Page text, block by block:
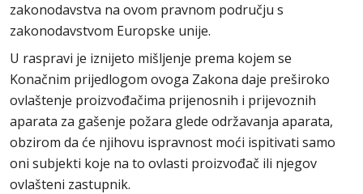
zakonodavstva na ovom pravnom području s
zakonodavstvom Europske unije.
U raspravi je iznijeto mišljenje prema kojem se
Konačnim prijedlogom ovoga Zakona daje preširoko
ovlaštenje proizvođačima prijenosnih i prijevoznih
aparata za gašenje požara glede održavanja aparata,
obzirom da će njihovu ispravnost moći ispitivati samo
oni subjekti koje na to ovlasti proizvođač ili njegov
ovlašteni zastupnik.